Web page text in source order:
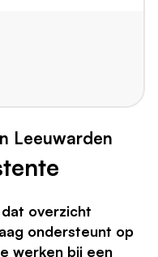
Leeuwarden
overzicht
ondersteunt op
werken bij een